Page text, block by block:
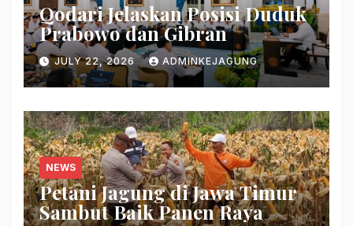
Qodari Jelaskan Posisi Duduk
Prabowo dan Gibran
JULY 22, 2026 ADMINKEJAGUNG
NEWS
Petani Jagung di Jawa Timur
Sambut Baik Panen Raya